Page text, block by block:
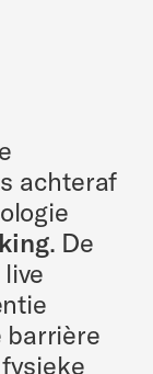
achteraf
. De
barrière